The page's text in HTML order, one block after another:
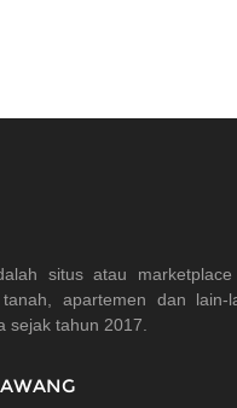
situs atau
apartemen dan lain-
sejak tahun 2017.